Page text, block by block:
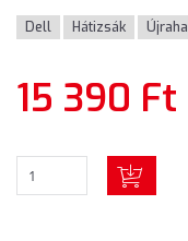
Dell Hátizsák
15 390 Ft